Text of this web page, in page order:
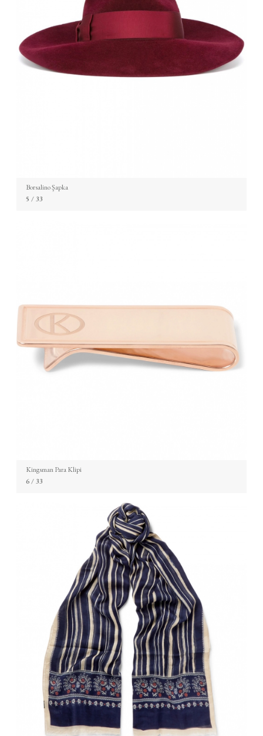
Borsalino Şapka
5 / 33
Kingsman Para Klipi
6/ 33